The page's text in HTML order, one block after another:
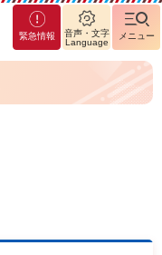
緊急情報
音声・文字
Language
メニュー